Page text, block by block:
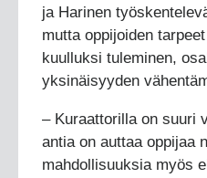
ja Harinen
mutta oppijoiden
kuulluksi tuleminen,
yksinäisyyden
– Kuraattorilla on suuri
antia on auttaa oppijaa
mahdollisuuksia myös